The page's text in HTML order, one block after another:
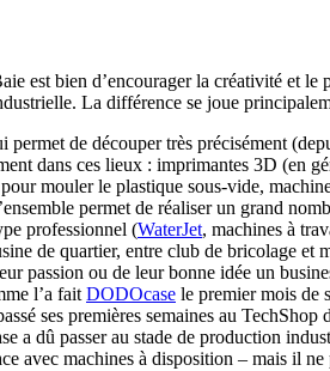
est bien d’encourager la créativité et
La différence se joue
de découper très précisément
dans ces lieux : imprimantes 3D (en
mouler le plastique sous-vide,
permet de réaliser un grand
professionnel (WaterJet, machines à
de quartier, entre club de bricolage
passion ou de leur bonne idée un
l’a fait DODOcase le premier mois de
ses premières semaines au
a dû passer au stade de production
avec machines à disposition – mais il